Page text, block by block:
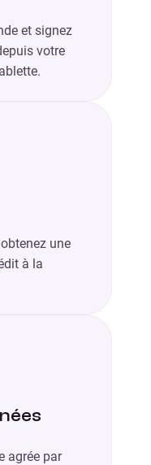
et signez
votre
une
à la
agrée par